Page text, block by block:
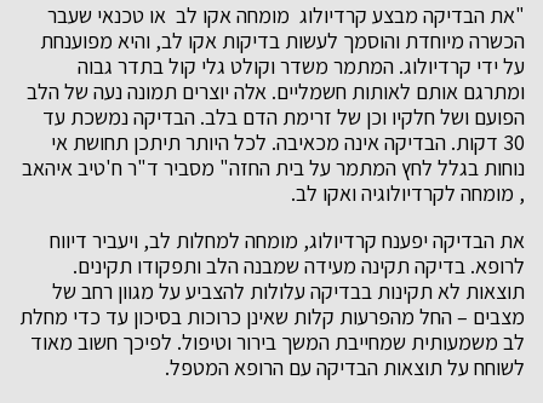
"את הבדיקה מבצע קרדיולוג מומחה אקו לב או טכנאי שעבר
הכשרה מיוחדת והוסמך לעשות בדיקות אקו לב, והיא מפוענחת
על ידי קרדיולוג. המתמר משדר וקולט גלי קול בתדר גבוה
ומתרגם אותם לאותות חשמליים. אלה יוצרים תמונה נעה של הלב
הפועם ושל חלקיו וכן של זרימת הדם בלב. הבדיקה נמשכת עד
30 דקות. הבדיקה אינה מכאיבה. לכל היותר תיתכן תחושת אי
נוחות בגלל לחץ המתמר על בית החזה" מסביר ד"ר ח'טיב איהאב
, מומחה לקרדיולוגיה ואקו לב.
את הבדיקה יפענח קרדיולוג, מומחה למחלות לב, ויעביר דיווח
לרופא. בדיקה תקינה מעידה שמבנה הלב ותפקודו תקינים.
תוצאות לא תקינות בבדיקה עלולות להצביע על מגוון רחב של
מצבים – החל מהפרעות קלות שאינן כרוכות בסיכון עד כדי מחלת
לב משמעותית שמחייבת המשך בירור וטיפול. לפיכך חשוב מאוד
לשוחח על תוצאות הבדיקה עם הרופא המטפל.